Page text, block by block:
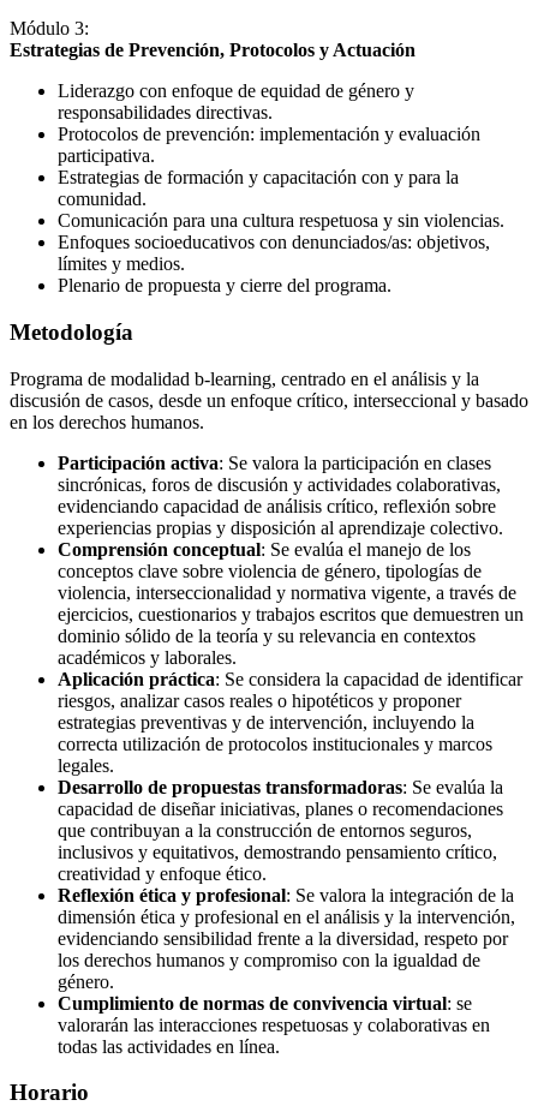
Módulo 3:
Estrategias de Prevención, Protocolos y Actuación
Liderazgo con enfoque de equidad de género y
responsabilidades directivas.
Protocolos de prevención: implementación y evaluación
participativa.
Estrategias de formación y capacitación con y para la
comunidad.
Comunicación para una cultura respetuosa y sin violencias.
Enfoques socioeducativos con denunciados/as: objetivos,
límites y medios.
Plenario de propuesta y cierre del programa.
Metodología
Programa de modalidad b-learning, centrado en el análisis y la
discusión de casos, desde un enfoque crítico, interseccional y basado
en los derechos humanos.
Participación activa: Se valora la participación en clases
sincrónicas, foros de discusión y actividades colaborativas,
evidenciando capacidad de análisis crítico, reflexión sobre
experiencias propias y disposición al aprendizaje colectivo.
Comprensión conceptual: Se evalúa el manejo de los
conceptos clave sobre violencia de género, tipologías de
violencia, interseccionalidad y normativa vigente, a través de
ejercicios, cuestionarios y trabajos escritos que demuestren un
dominio sólido de la teoría y su relevancia en contextos
académicos y laborales.
Aplicación práctica: Se considera la capacidad de identificar
riesgos, analizar casos reales o hipotéticos y proponer
estrategias preventivas y de intervención, incluyendo la
correcta utilización de protocolos institucionales y marcos
legales.
Desarrollo de propuestas transformadoras: Se evalúa la
capacidad de diseñar iniciativas, planes o recomendaciones
que contribuyan a la construcción de entornos seguros,
inclusivos y equitativos, demostrando pensamiento crítico,
creatividad y enfoque ético.
Reflexión ética y profesional: Se valora la integración de la
dimensión ética y profesional en el análisis y la intervención,
evidenciando sensibilidad frente a la diversidad, respeto por
los derechos humanos y compromiso con la igualdad de
género.
Cumplimiento de normas de convivencia virtual: se
valorarán las interacciones respetuosas y colaborativas en
todas las actividades en línea.
Horario